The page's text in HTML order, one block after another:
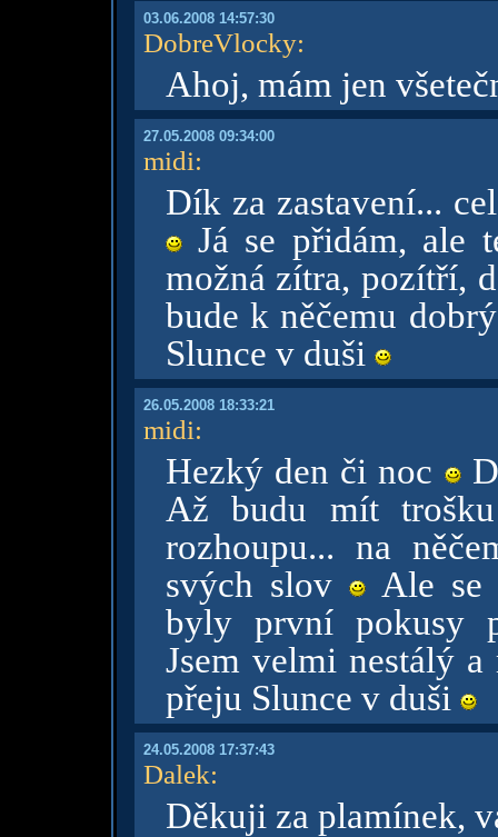
03.06.2008 14:57:30
DobreVlocky:
Ahoj, mám jen
27.05.2008 09:34:00
midi:
Dík za zastavení...
Já se přidám, ale
možná zítra, pozítří,
bude k něčemu
Slunce v duši
26.05.2008 18:33:21
midi:
Hezký den či noc
Až budu mít
rozhoupu... na
svých slov
Ale se
byly první pokusy
Jsem velmi nestálý
přeju Slunce v duši
24.05.2008 17:37:43
Dalek:
Děkuji za plamínek,